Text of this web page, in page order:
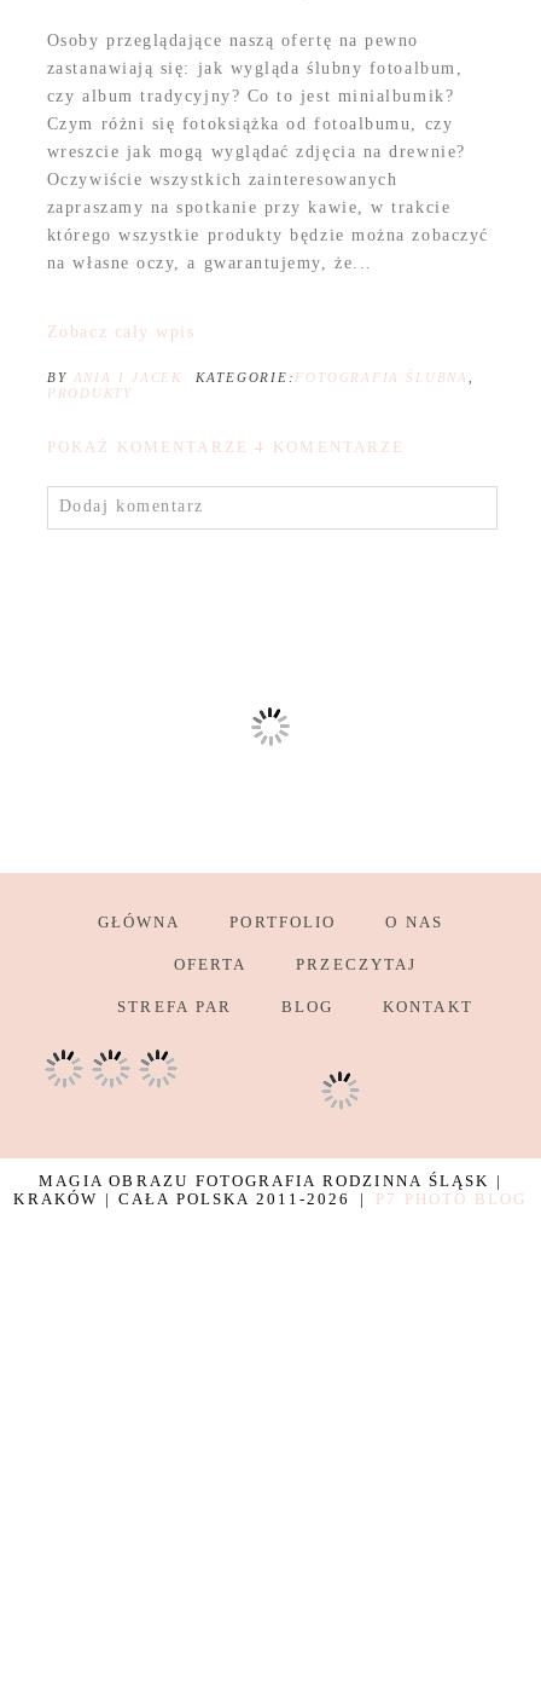
Osoby przeglądające naszą ofertę na pewno
zastanawiają się: jak wygląda ślubny fotoalbum,
czy album tradycyjny? Co to jest minialbumik?
Czym różni się fotoksiążka od fotoalbumu, czy
wreszcie jak mogą wyglądać zdjęcia na drewnie?
Oczywiście wszystkich zainteresowanych
zapraszamy na spotkanie przy kawie, w trakcie
którego wszystkie produkty będzie można zobaczyć
na własne oczy, a gwarantujemy, że...
Zobacz cały wpis
BY ANIA I JACEK KATEGORIE: FOTOGRAFIA ŚLUBNA ,
PRODUKTY
POKAŻ KOMENTARZE4 KOMENTARZE
Dodaj komentarz
GŁÓWNA PORTFOLIO O NAS
OFERTA PRZECZYTAJ
STREFA PAR BLOG KONTAKT
MAGIA OBRAZU FOTOGRAFIA RODZINNA ŚLĄSK |
KRAKÓW | CAŁA POLSKA 2011-2026
| P7 PHOTO BLOG